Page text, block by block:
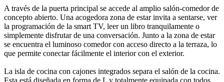
A través de la puerta principal se accede al amplio salón-comedor de
concepto abierto. Una acogedora zona de estar invita a sentarse, ver
la programación de la smart TV, leer un libro tranquilamente o
simplemente disfrutar de una conversación. Junto a la zona de estar
se encuentra el luminoso comedor con acceso directo a la terraza, lo
que permite conectar fácilmente el interior con el exterior.
La isla de cocina con cajones integrados separa el salón de la cocina.